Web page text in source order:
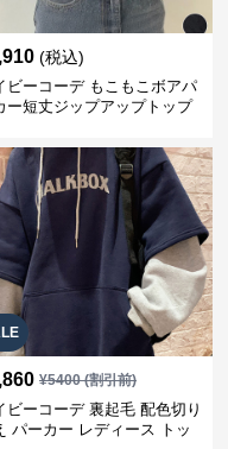
(税込)
ビーコーデ もこもこボアパ
ー短丈ジップアップトップ
¥5400(割引前)
ビーコーデ 裏起毛 配色切り
パーカー レディース トッ